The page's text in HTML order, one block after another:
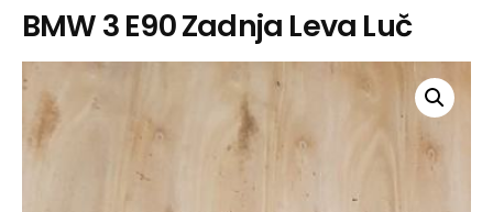
BMW 3 E90 Zadnja Leva Luč